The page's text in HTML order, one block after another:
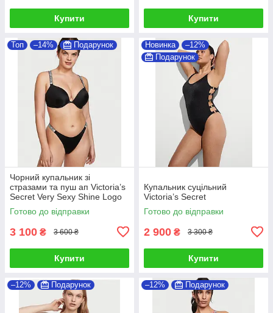
Купити Купити
Топ –14% Подарунок
Чорний купальник зі
стразами та пуш ап Victoria’s
Secret Very Sexy Shine Logo
Strap
Готово до відправки
3 100 ₴ 3 600 ₴
Купити
Новинка
–12%
Подарунок
Купальник суцільний
Victoria’s Secret
Готово до відправки
2 900 ₴ 3 300 ₴
Купити
–12% Подарунок –12% Подарунок